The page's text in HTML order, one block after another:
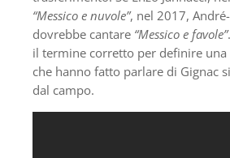
“Messico e nuvole”, nel 2017,
dovrebbe cantare “Messico e favole”
il termine corretto per definire una
che hanno fatto parlare di Gignac
dal campo.